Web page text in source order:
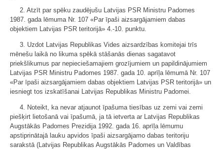
2. Atzīt par spēku zaudējušu Latvijas PSR Ministru Padomes
1987. gada lēmuma Nr. 107 «Par īpaši aizsargājamiem dabas
objektiem Latvijas PSR teritorijā» 4.-10. punktu.
3. Uzdot Latvijas Republikas Vides aizsardzības komitejai trīs
mēnešu laikā no likuma spēkā stāšanās dienas sagatavot
priekšlikumus par nepieciešamajiem grozījumiem un papildinājumiem
Latvijas PSR Ministru Padomes 1987. gada 10. aprīļa lēmumā Nr. 107
«Par īpaši aizsargājamiem dabas objektiem Latvijas PSR teritorijā» un
iesniegt tos izskatīšanai Latvijas Republikas Ministru Padomei.
4. Noteikt, ka nevar atjaunot īpašuma tiesības uz zemi vai zemi
piešķirt lietošanā vai īpašumā, ja tā ietverta ar Latvijas Republikas
Augstākās Padomes Prezidija 1992. gada 16. aprīļa lēmumu
apstiprinātajā lauku apvidos īpaši aizsargājamo dabas teritoriju
sarakstā (Latvijas Republikas Augstākās Padomes un Valdības